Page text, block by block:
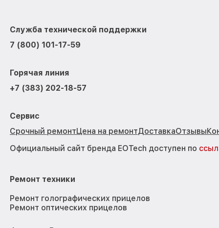
Служба технической поддержки
7 (800) 101-17-59
Горячая линия
+7 (383) 202-18-57
Сервис
Срочный ремонтЦена на ремонтДоставкаОтзывы
Официальный сайт бренда EOTech доступен по
Ремонт техники
Ремонт голографических прицелов
Ремонт оптических прицелов